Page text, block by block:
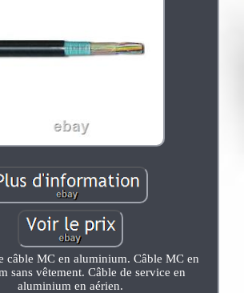
câble MC en aluminium. Câble MC en
sans vêtement. Câble de service en
aluminium en aérien.